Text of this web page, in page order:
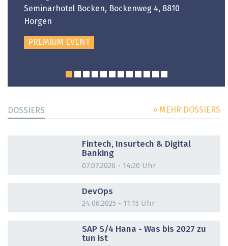
Seminarhotel Bocken, Bockenweg 4, 8810
Horgen
PREMIUM EVENT
DOSSIERS » MEHR DOSSIERS
Fintech, Insurtech & Digital
Banking
07.07.2026 - 14:20 Uhr
DevOps
24.06.2025 - 11:15 Uhr
SAP S/4 Hana - Was bis 2027 zu
tun ist